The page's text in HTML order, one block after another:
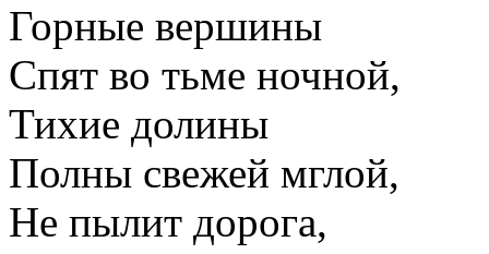
Горные вершины
Спят во тьме ночной,
Тихие долины
Полны свежей мглой,
Не пылит дорога,